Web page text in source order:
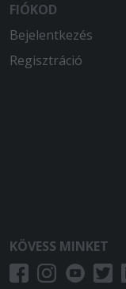
FIÓKOD
Bejelentkezés
Regisztráció
KÖVESS MINKET